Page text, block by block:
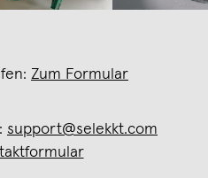
Zum Formular
support@selekkt.com